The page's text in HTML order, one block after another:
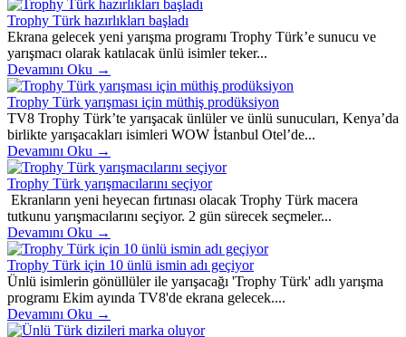
Trophy Türk hazırlıkları başladı
Ekrana gelecek yeni yarışma programı Trophy Türk’e sunucu ve
yarışmacı olarak katılacak ünlü isimler teker...
Devamını Oku →
Trophy Türk yarışması için müthiş prodüksiyon
TV8 Trophy Türk’te yarışacak ünlüler ve ünlü sunucuları, Kenya’da
birlikte yarışacakları isimleri WOW İstanbul Otel’de...
Devamını Oku →
Trophy Türk yarışmacılarını seçiyor
Ekranların yeni heyecan fırtınası olacak Trophy Türk macera
tutkunu yarışmacılarını seçiyor. 2 gün sürecek seçmeler...
Devamını Oku →
Trophy Türk için 10 ünlü ismin adı geçiyor
Ünlü isimlerin gönüllüler ile yarışacağı 'Trophy Türk' adlı yarışma
programı Ekim ayında TV8'de ekrana gelecek....
Devamını Oku →